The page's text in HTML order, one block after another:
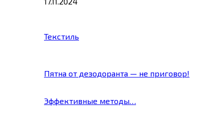
Текстиль
Пятна от дезодоранта — не приговор!
Эффективные методы…